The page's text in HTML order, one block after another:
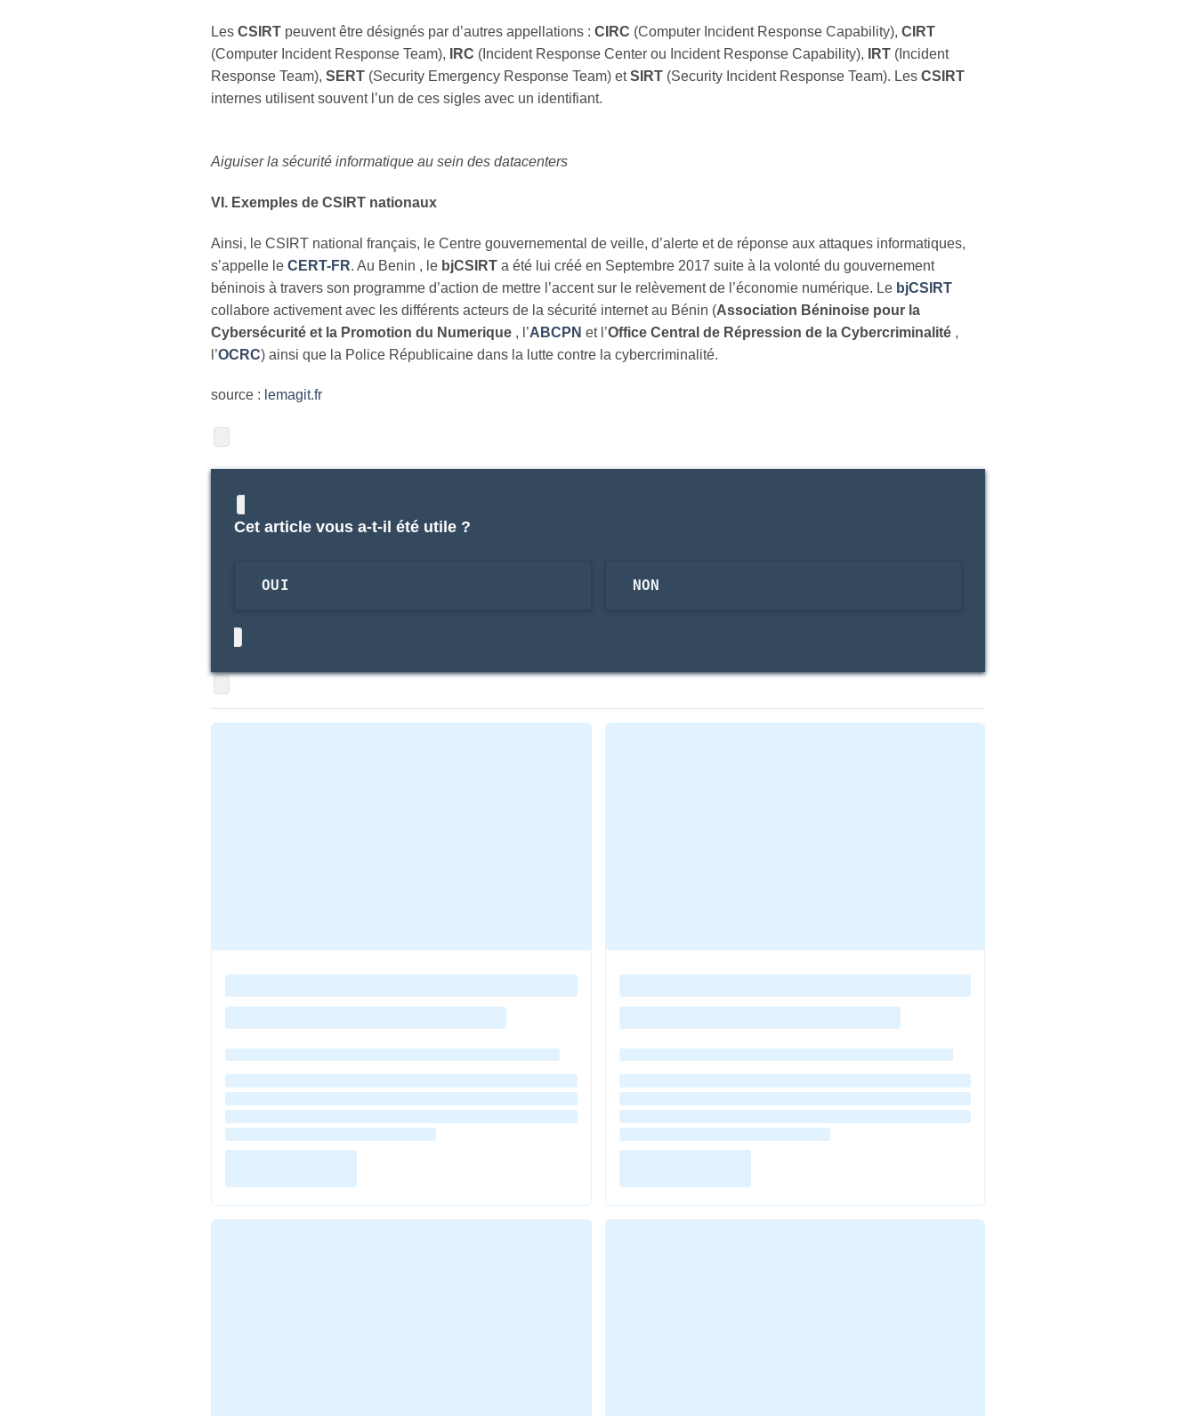
Les CSIRT peuvent être désignés par d’autres appellations : CIRC (Computer Incident Response Capability), CIRT
(Computer Incident Response Team),
IRC (Incident Response Center ou Incident Response Capability), IRT (Incident
Response Team), SERT (Security Emergency Response Team) etSIRT (Security Incident Response Team). Les CSIRT
internes utilisent souvent l’un de ces sigles avec un identifiant.
Aiguiser la sécurité informatique au sein des datacenters
VI. Exemples de CSIRT nationaux
Ainsi, le CSIRT national français, le Centre gouvernemental de veille, d’alerte et de réponse aux attaques informatiques,
s’appelle le CERT-FR. Au Benin , le bjCSIRT a été lui créé en Septembre 2017 suite à la volonté du gouvernement
béninois à travers son programme d’action de mettre l’accent sur le relèvement de l’économie numérique. Le bjCSIRT
collabore activement avec les différents acteurs de la sécurité internet au Bénin (Association Béninoise pour la
Cybersécurité et la Promotion du Numerique , l’ABCPN et l’Office Central de Répression de la Cybercriminalité ,
l’OCRC) ainsi que la Police Républicaine dans la lutte contre la cybercriminalité.
source : lemagit.fr
Cet article vous a-t-il été utile ?
OUI NON